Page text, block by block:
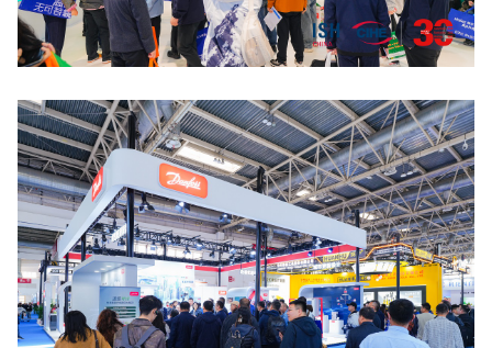
点击放大